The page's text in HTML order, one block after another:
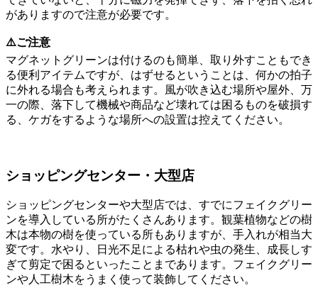
がありますので注意が必要です。
⚠️ご注意
マグネットグリーンは付けるのも簡単、取り外すこともでき
る便利アイテムですが、はずせるということは、何かの拍子
に外れる場合も考えられます。風が吹き込む場所や屋外、万
一の際、落下して機械や商品など壊れては困るものを破損す
る、ケガをするような場所への設置は控えてください。
ショッピングセンター・大型店
ショッピングセンターや大型店では、すでにフェイクグリー
ンを導入している所がたくさんあります。観葉植物などの樹
木は本物の樹を使っている所もありますが、手入れが相当大
変です。水やり、日光不足による枯れや虫の発生、成長しす
ぎて剪定で困るといったことまであります。フェイクグリー
ンや人工樹木をうまく使って装飾してください。